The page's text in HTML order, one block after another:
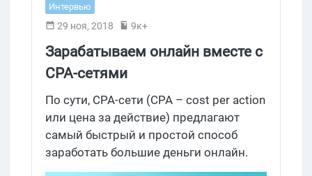
Интервью
29 ноя, 2018 9к+
Зарабатываем онлайн вместе с
CPA-сетями
По сути, CPA-сети (CPA – cost per action
или цена за действие) предлагают
самый быстрый и простой способ
заработать большие деньги онлайн.